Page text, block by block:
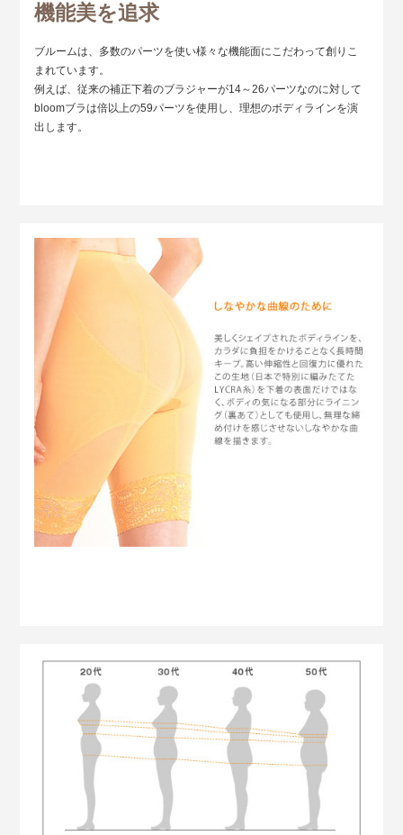
機能美を追求
ブルームは、多数のパーツを使い様々な機能面にこだわって創りこ
まれています。
例えば、従来の補正下着のブラジャーが14～26パーツなのに対して
bloomブラは倍以上の59パーツを使用し、理想のボディラインを演
出します。